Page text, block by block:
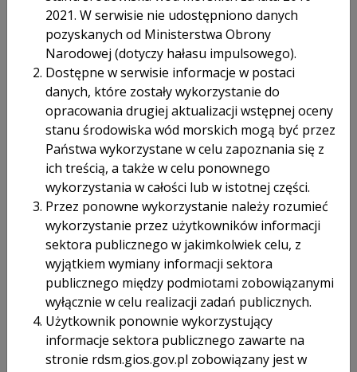
2021. W serwisie nie udostępniono danych
pozyskanych od Ministerstwa Obrony
Narodowej (dotyczy hałasu impulsowego).
Dostępne w serwisie informacje w postaci
danych, które zostały wykorzystanie do
opracowania drugiej aktualizacji wstępnej oceny
stanu środowiska wód morskich mogą być przez
Państwa wykorzystane w celu zapoznania się z
ich treścią, a także w celu ponownego
wykorzystania w całości lub w istotnej części.
Przez ponowne wykorzystanie należy rozumieć
wykorzystanie przez użytkowników informacji
sektora publicznego w jakimkolwiek celu, z
wyjątkiem wymiany informacji sektora
publicznego między podmiotami zobowiązanymi
wyłącznie w celu realizacji zadań publicznych.
Użytkownik ponownie wykorzystujący
informacje sektora publicznego zawarte na
stronie rdsm.gios.gov.pl zobowiązany jest w
Nazwa instytucji
Instytucja publiczna
Podmiot prywatny
Osoba fizyczna
Wyrażam zgodę na przetwarzanie moich danych osobowych przez
Główny Inspektorat Ochrony Środowiska w celu oceny poprawności
podanych danych (adres: e-mail) umożliwiających pozyskanie informacji
ze strony rdsm.gios.gov.pl.
Administratorem danych osobowych jest Główny Inspektor Ochrony
Środowiska z siedzibą w Warszawie przy ul. Chmielnej 132/134. Dane
osobowe będą przetwarzane zgodnie z przepisami ustawy z dnia 10
maja 2018 r. o ochronie danych osobowych. Jestem świadom(a)
przysługującego mi prawa dostępu do treści moich danych, możliwości
ich poprawiania oraz tego, że moja zgoda może być odwołana w każdym
czasie, co skutkować będzie usunięciem moich danych osobowych ze